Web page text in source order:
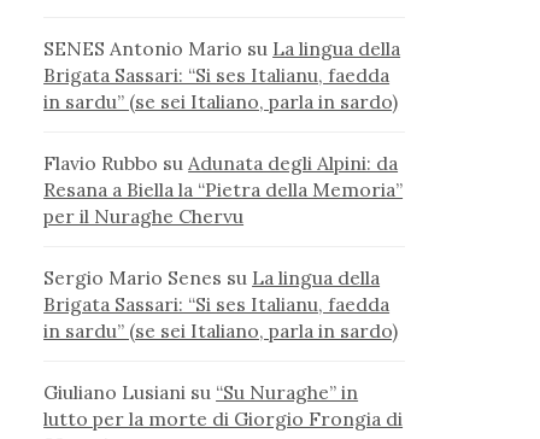
SENES Antonio Mario su La lingua della
Brigata Sassari: “Si ses Italianu, faedda
in sardu” (se sei Italiano, parla in sardo)
Flavio Rubbo su Adunata degli Alpini: da
Resana a Biella la “Pietra della Memoria”
per il Nuraghe Chervu
Sergio Mario Senes su La lingua della
Brigata Sassari: “Si ses Italianu, faedda
in sardu” (se sei Italiano, parla in sardo)
Giuliano Lusiani su “Su Nuraghe” in
lutto per la morte di Giorgio Frongia di